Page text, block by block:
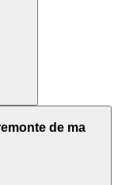
de ma